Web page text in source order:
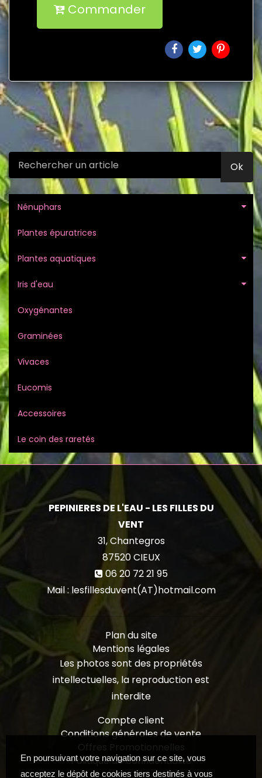
Commander
Ok
Nénuphars
Plantes épuratrices
Plantes aquatiques
Iris d'eau
Oxygénantes
Graminées
Vivaces
Eucomis
Accessoires
Le coin des raretés
PEPINIERES DE L'EAU - LES FILLES DU
VENT
31, Chantegros
87520CIEUX
06 20 72 21 95
Mail : lesfillesduvent(AT)hotmail.com
Plan du site
Mentions légales
Les photos sont des propriétés
intellectuelles, la reproduction est
interdite
Compte client
Conditions générales de vente
Offres Promotionnelles
Politique de confidentialité
En poursuivant votre navigation sur ce site, vous
acceptez le dépôt de cookies tiers destinés à vous